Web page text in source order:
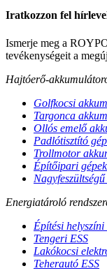
Iratkozzon fel
Ismerje meg a
tevékenységeit a
Hajtóerő-
Golfkocsi
Targonca
Ollós emelő
Padlótisztító
Trollmotor
Építőipari
Energiatároló
Építési helyszíni
Tengeri ESS
Lakókocsi
Teherautó ESS